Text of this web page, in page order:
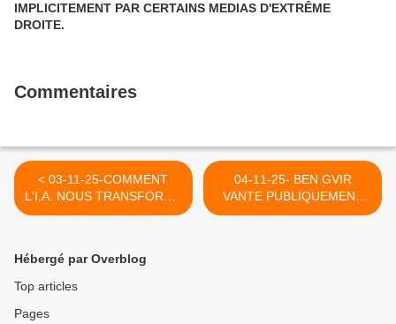
IMPLICITEMENT PAR CERTAINS MEDIAS D'EXTRÊME
DROITE.
Commentaires
< 03-11-25-COMMENT
L'I.A. NOUS TRANSFORME
EN PRIMATES DOCILES (
04-11-25- BEN GVIR
VANTE PUBLIQUEMENT
LES MERITES DE LA
Hébergé par Overblog
Top articles
Pages